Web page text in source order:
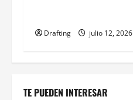
Drafting julio 12, 2026
TE PUEDEN INTERESAR